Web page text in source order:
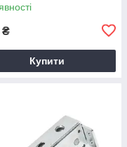
₴
Купити